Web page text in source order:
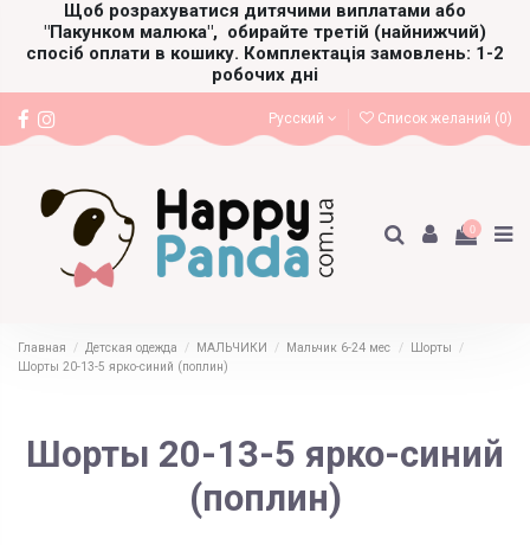
Щоб розрахуватися дитячими виплатами або
"Пакунком малюка", обирайте третій (найнижчий)
спосіб оплати в кошику. Комплектація замовлень: 1-2
робочих дні
Русский Список желаний (0)
0
Главная Детская одежда МАЛЬЧИКИ Мальчик 6-24 мес
Шорты
Шорты 20-13-5 ярко-синий (поплин)
Шорты 20-13-5 ярко-синий
(поплин)